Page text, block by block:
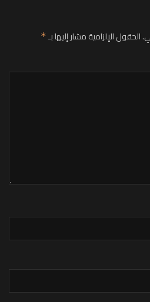
الحقول الإلزامية مشار إليها بـ*